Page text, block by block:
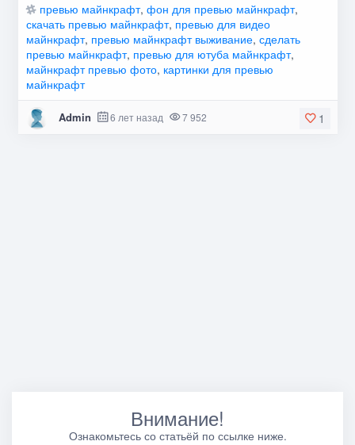
превью майнкрафт, фон для превью майнкрафт,
скачать превью майнкрафт, превью для видео
майнкрафт, превью майнкрафт выживание, сделать
превью майнкрафт, превью для ютуба майнкрафт,
майнкрафт превью фото, картинки для превью
майнкрафт
1
Admin 6 лет назад 7 952
Внимание!
Ознакомьтесь со статьёй по ссылке ниже.